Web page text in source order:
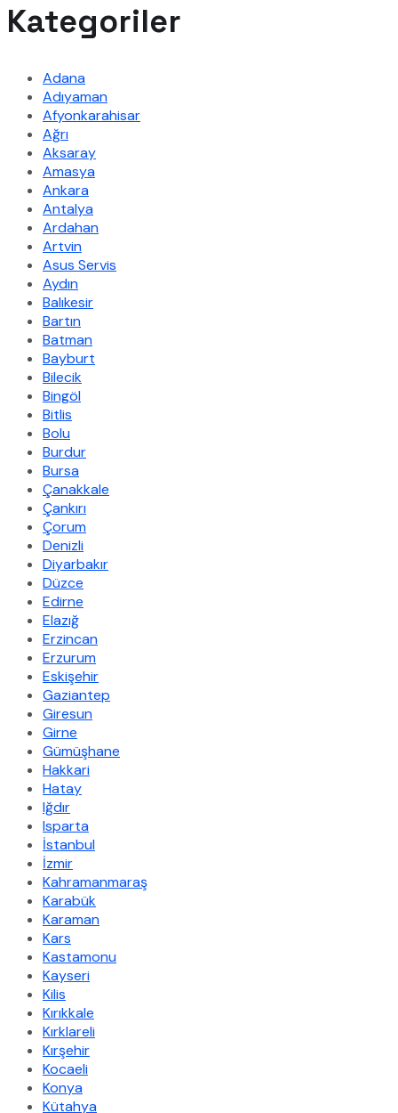
Kategoriler
Adana
Adıyaman
Afyonkarahisar
Ağrı
Aksaray
Amasya
Ankara
Antalya
Ardahan
Artvin
Asus Servis
Aydın
Balıkesir
Bartın
Batman
Bayburt
Bilecik
Bingöl
Bitlis
Bolu
Burdur
Bursa
Çanakkale
Çankırı
Çorum
Denizli
Diyarbakır
Düzce
Edirne
Elazığ
Erzincan
Erzurum
Eskişehir
Gaziantep
Giresun
Girne
Gümüşhane
Hakkari
Hatay
Iğdır
Isparta
İstanbul
İzmir
Kahramanmaraş
Karabük
Karaman
Kars
Kastamonu
Kayseri
Kilis
Kırıkkale
Kırklareli
Kırşehir
Kocaeli
Konya
Kütahya